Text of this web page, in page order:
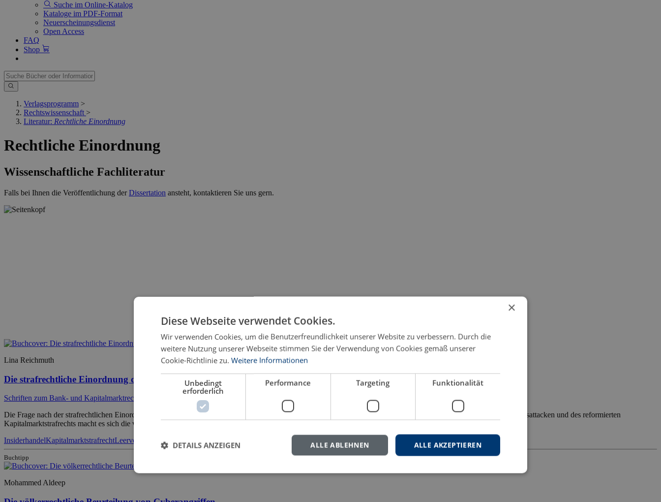
Suche im Online-Katalog
Kataloge im PDF-Format
Neuerscheinungsdienst
Open Access
FAQ
Shop
Verlagsprogramm >
Rechtswissenschaft >
Literatur: Rechtliche Einordnung
Rechtliche Einordnung
Wissenschaftliche Fachliteratur
Falls bei Ihnen die Veröffentlichung derDissertation ansteht, kontaktieren Sie uns gern.
Lina Reichmuth
Die strafrechtliche Einordnung des Scalpings
Schriften zum Bank- und Kapitalmarktrecht
Die Frage nach der strafrechtlichen Einordnung des Scalpings stellte lange Zeit eine viel diskutierte Thematik dar. Angesichts der nun vermehrt auftretenden Leerverkaufsattacken und des reformierten
Kapitalmarktstrafrechts macht es sich die vorliegende Arbeit zur Aufgabe, das Scalping unter Berücksichtigung der geänderten Rechtslage erneut […]
InsiderhandelKapitalmarktstrafrechtLeerverkaufsattacken Marktmissbrauchsrecht Scalping
Buchtipp
Mohammed Aldeep
×
Diese Webseite verwendet Cookies.
Wir verwenden Cookies, um die Benutzerfreundlichkeit unserer Website zu verbessern. Durch die
weitere Nutzung unserer Webseite stimmen Sie der Verwendung von Cookies gemäß unserer
Cookie-Richtlinie zu. Weitere Informationen
Unbedingt
erforderlich
Performance Targeting Funktionalität
ALLE AKZEPTIEREN
ALLE ABLEHNEN
DETAILS ANZEIGEN